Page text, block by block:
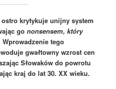
krytykuje unijny system
go nonsensem, który
Wprowadzenie tego
gwałtowny wzrost cen
Słowaków do powrotu
kraj do lat 30. XX wieku.